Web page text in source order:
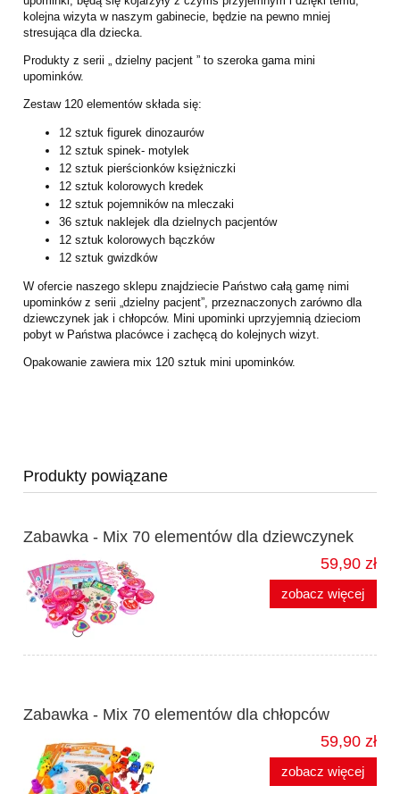
kolejna wizyta w naszym gabinecie, będzie na pewno mniej
stresująca dla dziecka.
Produkty z serii „ dzielny pacjent ” to szeroka gama mini
upominków.
Zestaw 120 elementów składa się:
12 sztuk figurek dinozaurów
12 sztuk spinek- motylek
12 sztuk pierścionków księżniczki
12 sztuk kolorowych kredek
12 sztuk pojemników na mleczaki
36 sztuk naklejek dla dzielnych pacjentów
12 sztuk kolorowych bączków
12 sztuk gwizdków
W ofercie naszego sklepu znajdziecie Państwo całą gamę nimi
upominków z serii „dzielny pacjent”, przeznaczonych zarówno dla
dziewczynek jak i chłopców. Mini upominki uprzyjemnią dzieciom
pobyt w Państwa placówce i zachęcą do kolejnych wizyt.
Opakowanie zawiera mix 120 sztuk mini upominków.
Produkty powiązane
Zabawka - Mix 70 elementów dla dziewczynek
59,90 zł
zobacz więcej
Zabawka - Mix 70 elementów dla chłopców
59,90 zł
zobacz więcej